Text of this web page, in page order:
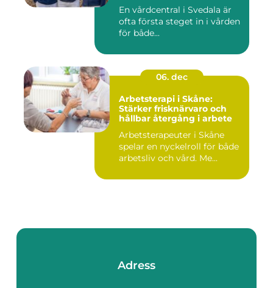
En vårdcentral i Svedala är
ofta första steget in i vården
för både...
06. dec
Arbetsterapi i Skåne:
Stärker frisknärvaro och
hållbar återgång i arbete
Arbetsterapeuter i Skåne
spelar en nyckelroll för både
arbetsliv och vård. Me...
Adress